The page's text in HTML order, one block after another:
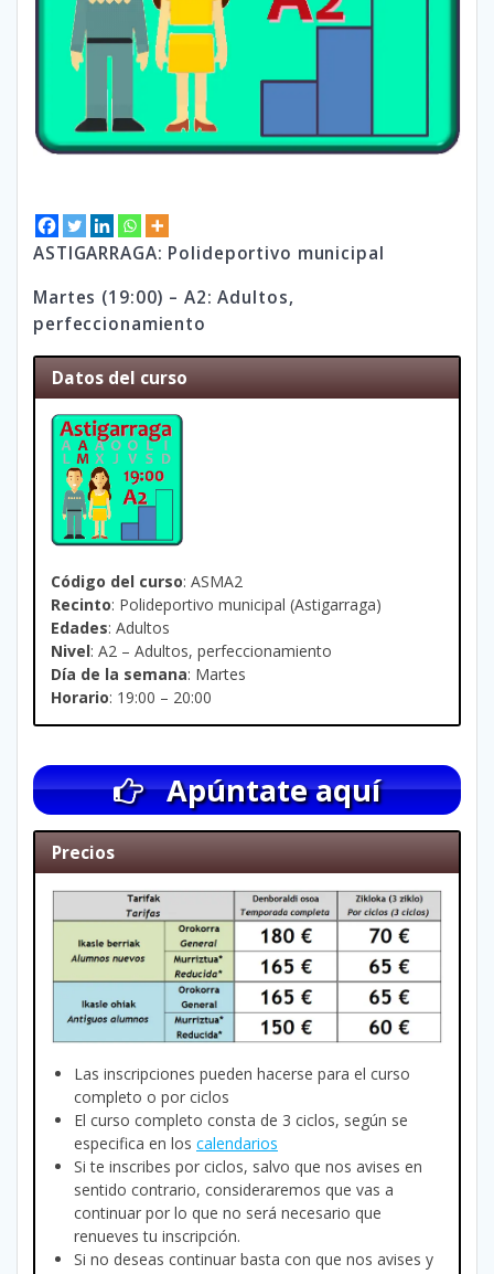
ASTIGARRAGA: Polideportivo municipal
Martes (19:00) – A2: Adultos,
perfeccionamiento
Datos del curso
Código del curso: ASMA2
Recinto: Polideportivo municipal (Astigarraga)
Edades: Adultos
Nivel: A2 – Adultos, perfeccionamiento
Día de la semana: Martes
Horario: 19:00 – 20:00
Apúntate aquí
Precios
Las inscripciones pueden hacerse para el curso
completo o por ciclos
El curso completo consta de 3 ciclos, según se
especifica en los calendarios
Si te inscribes por ciclos, salvo que nos avises en
sentido contrario, consideraremos que vas a
continuar por lo que no será necesario que
renueves tu inscripción.
Si no deseas continuar basta con que nos avises y